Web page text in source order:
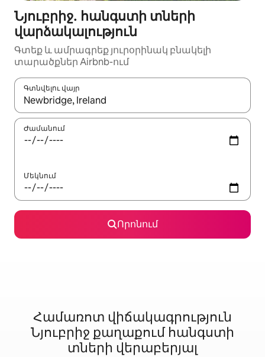
Նյուբրիջ․ հանգստի տների
վարձակալություն
Գտեք և ամրագրեք յուրօրինակ բնակելի
տարածքներ Airbnb-ում
Գտնվելու վայր
Երբ արդյունքները հասանելի լինեն, սլաքների
Ժամանում
Մեկնում
Որոնում
Համառոտ վիճակագրություն
Նյուբրիջ քաղաքում հանգստի
տների վերաբերյալ